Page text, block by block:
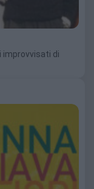
improvvisati di